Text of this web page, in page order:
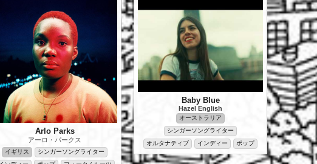
Arlo Parks
アーロ・パークス
イギリス
シンガーソングライター
Baby Blue
Hazel English
オーストラリア
シンガーソングライター
オルタナティブ
インディー ポップ